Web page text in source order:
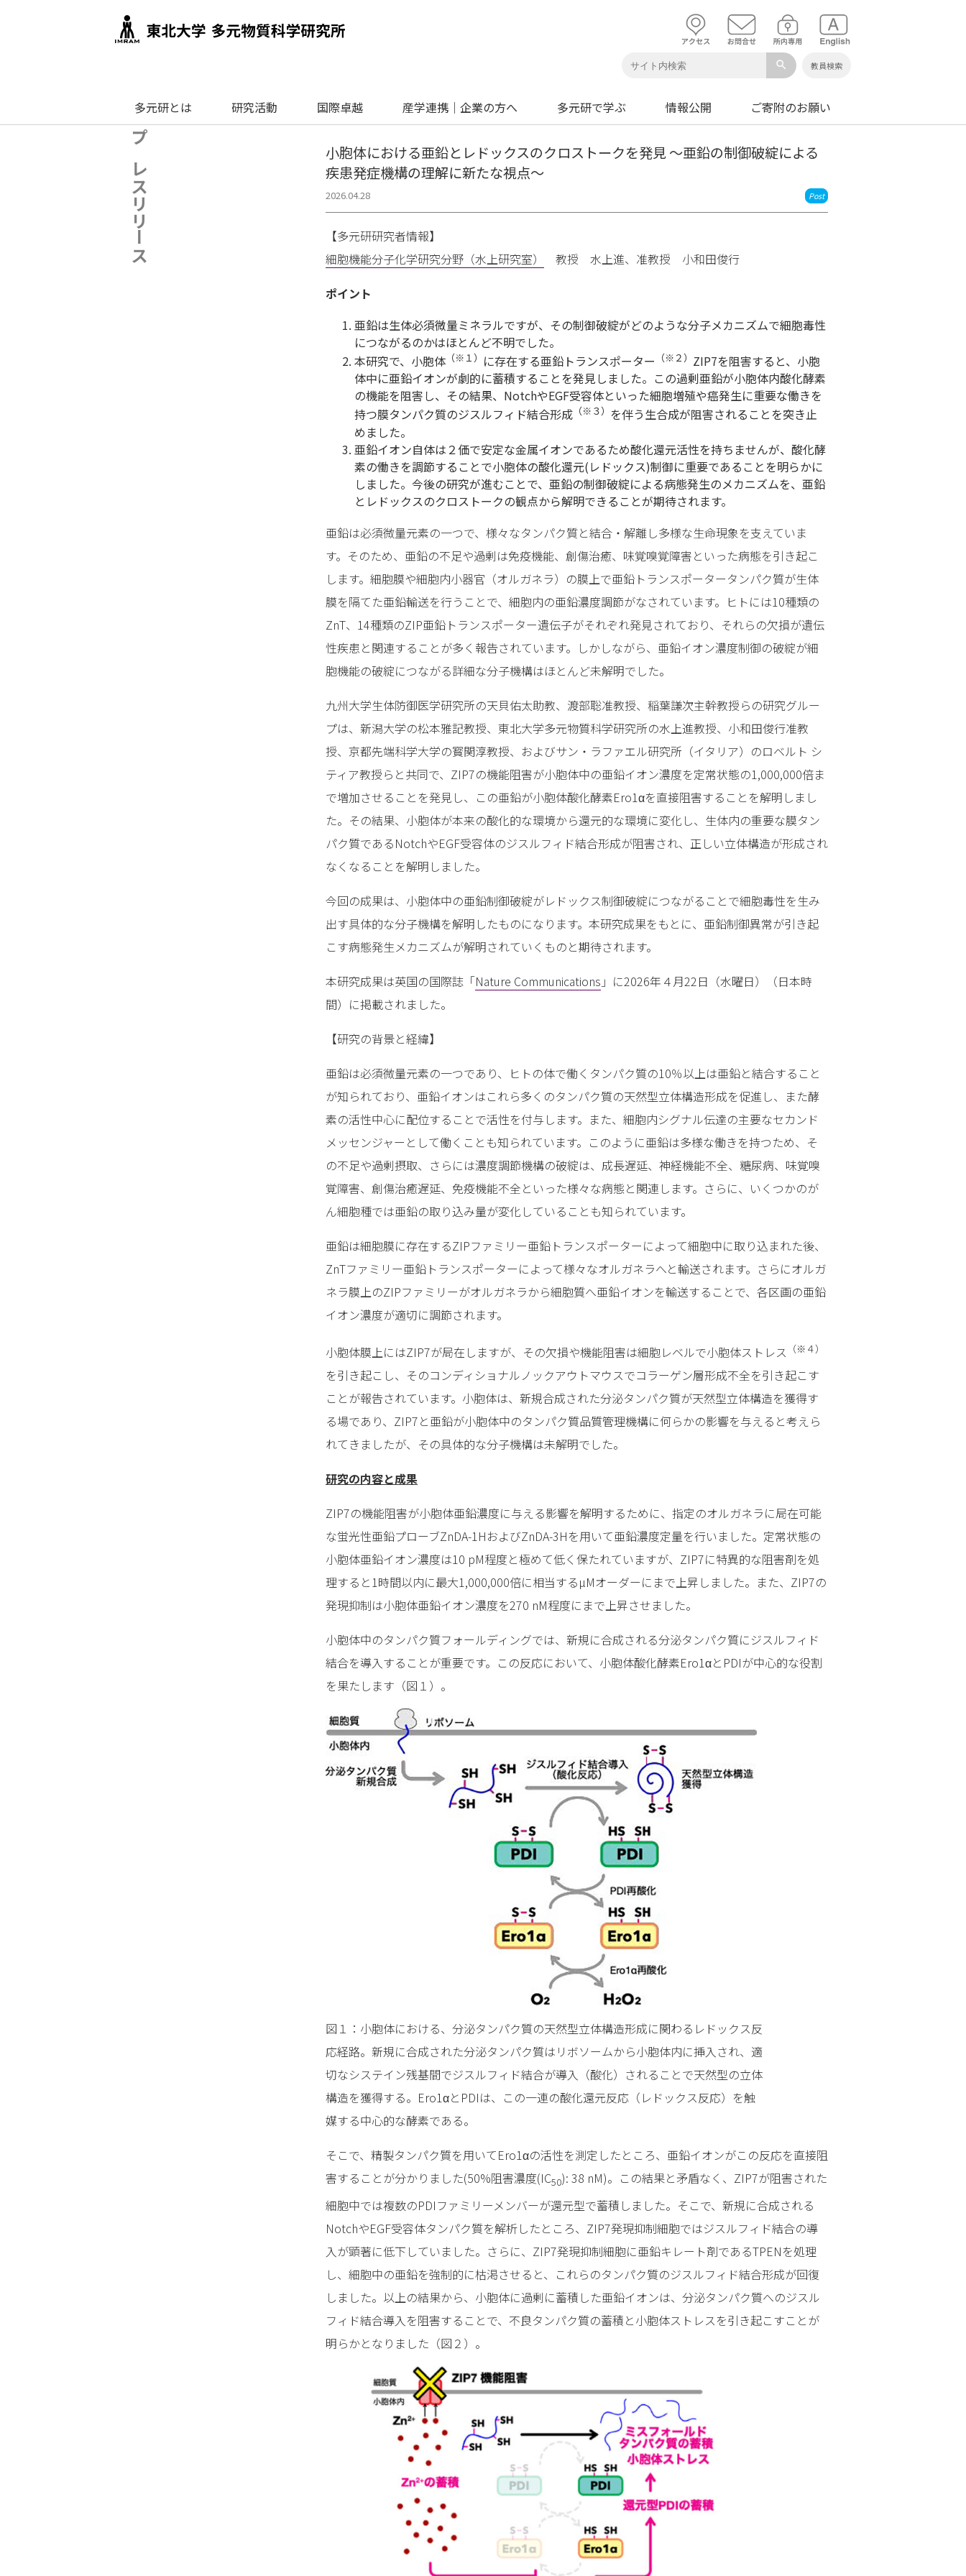
search 教員検索
多元研とは 研究活動 国際卓越 産学連携｜企業の方へ 多元研で学ぶ 情報公開 ご寄附のお願い
プレスリリース
小胞体における亜鉛とレドックスのクロストークを発見 〜亜鉛の制御破綻による
疾患発症機構の理解に新たな視点〜
2026.04.28 Post
【多元研研究者情報】
細胞機能分子化学研究分野（水上研究室）
教授 水上進、准教授 小和田俊行
ポイント
亜鉛は生体必須微量ミネラルですが、その制御破綻がどのような分子メカニズムで細胞毒性
につながるのかはほとんど不明でした。
本研究で、小胞体 （※１） に存在する亜鉛トランスポーター （※２） ZIP7を阻害すると、小胞
体中に亜鉛イオンが劇的に蓄積することを発見しました。この過剰亜鉛が小胞体内酸化酵素
の機能を阻害し、その結果、NotchやEGF受容体といった細胞増殖や癌発生に重要な働きを
持つ膜タンパク質のジスルフィド結合形成 （※３） を伴う生合成が阻害されることを突き止
めました。
亜鉛イオン自体は２価で安定な金属イオンであるため酸化還元活性を持ちませんが、酸化酵
素の働きを調節することで小胞体の酸化還元(レドックス)制御に重要であることを明らかに
しました。今後の研究が進むことで、亜鉛の制御破綻による病態発生のメカニズムを、亜鉛
とレドックスのクロストークの観点から解明できることが期待されます。
亜鉛は必須微量元素の一つで、様々なタンパク質と結合・解離し多様な生命現象を支えていま
す。そのため、亜鉛の不足や過剰は免疫機能、創傷治癒、味覚嗅覚障害といった病態を引き起こ
します。細胞膜や細胞内小器官（オルガネラ）の膜上で亜鉛トランスポータータンパク質が生体
膜を隔てた亜鉛輸送を行うことで、細胞内の亜鉛濃度調節がなされています。ヒトには10種類の
ZnT、14種類のZIP亜鉛トランスポーター遺伝子がそれぞれ発見されており、それらの欠損が遺伝
性疾患と関連することが多く報告されています。しかしながら、亜鉛イオン濃度制御の破綻が細
胞機能の破綻につながる詳細な分子機構はほとんど未解明でした。
九州大学生体防御医学研究所の天貝佑太助教、渡部聡准教授、稲葉謙次主幹教授らの研究グルー
プは、新潟大学の松本雅記教授、東北大学多元物質科学研究所の水上進教授、小和田俊行准教
授、京都先端科学大学の寳関淳教授、およびサン・ラファエル研究所（イタリア）のロベルト シ
ティア教授らと共同で、ZIP7の機能阻害が小胞体中の亜鉛イオン濃度を定常状態の1,000,000倍ま
で増加させることを発見し、この亜鉛が小胞体酸化酵素Ero1αを直接阻害することを解明しまし
た。その結果、小胞体が本来の酸化的な環境から還元的な環境に変化し、生体内の重要な膜タン
パク質であるNotchやEGF受容体のジスルフィド結合形成が阻害され、正しい立体構造が形成され
なくなることを解明しました。
今回の成果は、小胞体中の亜鉛制御破綻がレドックス制御破綻につながることで細胞毒性を生み
出す具体的な分子機構を解明したものになります。本研究成果をもとに、亜鉛制御異常が引き起
こす病態発生メカニズムが解明されていくものと期待されます。
本研究成果は英国の国際誌「Nature Communications 」に2026年４月22日（水曜日）（日本時
間）に掲載されました。
【研究の背景と経緯】
亜鉛は必須微量元素の一つであり、ヒトの体で働くタンパク質の10％以上は亜鉛と結合すること
が知られており、亜鉛イオンはこれら多くのタンパク質の天然型立体構造形成を促進し、また酵
素の活性中心に配位することで活性を付与します。また、細胞内シグナル伝達の主要なセカンド
メッセンジャーとして働くことも知られています。このように亜鉛は多様な働きを持つため、そ
の不足や過剰摂取、さらには濃度調節機構の破綻は、成長遅延、神経機能不全、糖尿病、味覚嗅
覚障害、創傷治癒遅延、免疫機能不全といった様々な病態と関連します。さらに、いくつかのが
ん細胞種では亜鉛の取り込み量が変化していることも知られています。
亜鉛は細胞膜に存在するZIPファミリー亜鉛トランスポーターによって細胞中に取り込まれた後、
ZnTファミリー亜鉛トランスポーターによって様々なオルガネラへと輸送されます。さらにオルガ
ネラ膜上のZIPファミリーがオルガネラから細胞質へ亜鉛イオンを輸送することで、各区画の亜鉛
イオン濃度が適切に調節されます。
小胞体膜上にはZIP7が局在しますが、その欠損や機能阻害は細胞レベルで小胞体ストレス （※４）
を引き起こし、そのコンディショナルノックアウトマウスでコラーゲン層形成不全を引き起こす
ことが報告されています。小胞体は、新規合成された分泌タンパク質が天然型立体構造を獲得す
る場であり、ZIP7と亜鉛が小胞体中のタンパク質品質管理機構に何らかの影響を与えると考えら
れてきましたが、その具体的な分子機構は未解明でした。
研究の内容と成果
ZIP7の機能阻害が小胞体亜鉛濃度に与える影響を解明するために、指定のオルガネラに局在可能
な蛍光性亜鉛プローブZnDA-1HおよびZnDA-3Hを用いて亜鉛濃度定量を行いました。定常状態の
小胞体亜鉛イオン濃度は10 pM程度と極めて低く保たれていますが、ZIP7に特異的な阻害剤を処
理すると1時間以内に最大1,000,000倍に相当するµMオーダーにまで上昇しました。また、ZIP7の
発現抑制は小胞体亜鉛イオン濃度を270 nM程度にまで上昇させました。
小胞体中のタンパク質フォールディングでは、新規に合成される分泌タンパク質にジスルフィド
結合を導入することが重要です。この反応において、小胞体酸化酵素Ero1αとPDIが中心的な役割
を果たします（図１）。
図１：小胞体における、分泌タンパク質の天然型立体構造形成に関わるレドックス反
応経路。新規に合成された分泌タンパク質はリボソームから小胞体内に挿入され、適
切なシステイン残基間でジスルフィド結合が導入（酸化）されることで天然型の立体
構造を獲得する。Ero1αとPDIは、この一連の酸化還元反応（レドックス反応）を触
媒する中心的な酵素である。
そこで、精製タンパク質を用いてEro1αの活性を測定したところ、亜鉛イオンがこの反応を直接阻
害することが分かりました(50%阻害濃度(IC50): 38 nM)。この結果と矛盾なく、ZIP7が阻害された
細胞中では複数のPDIファミリーメンバーが還元型で蓄積しました。そこで、新規に合成される
NotchやEGF受容体タンパク質を解析したところ、ZIP7発現抑制細胞ではジスルフィド結合の導
入が顕著に低下していました。さらに、ZIP7発現抑制細胞に亜鉛キレート剤であるTPENを処理
し、細胞中の亜鉛を強制的に枯渇させると、これらのタンパク質のジスルフィド結合形成が回復
しました。以上の結果から、小胞体に過剰に蓄積した亜鉛イオンは、分泌タンパク質へのジスル
フィド結合導入を阻害することで、不良タンパク質の蓄積と小胞体ストレスを引き起こすことが
明らかとなりました（図２）。